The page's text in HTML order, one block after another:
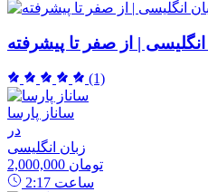
| از صفر تا پیشرفته
(1)
ساناز پارسا
در
زبان انگلیسی
2,000,000 تومان
2:17 ساعت